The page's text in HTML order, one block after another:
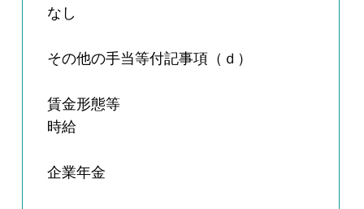
なし
その他の手当等付記事項（ｄ）
賃金形態等
時給
企業年金